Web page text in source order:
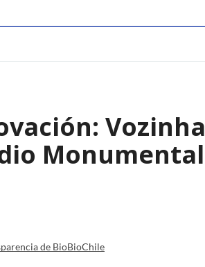
Monumental
de BioBioChile